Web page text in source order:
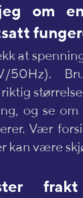
om
at
50Hz).
og se om
Vær
kan være